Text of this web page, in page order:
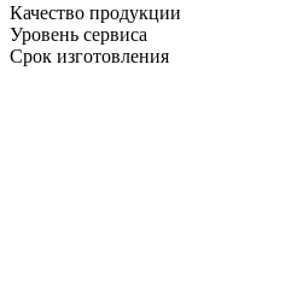
Качество продукции
Уровень сервиса
Срок изготовления